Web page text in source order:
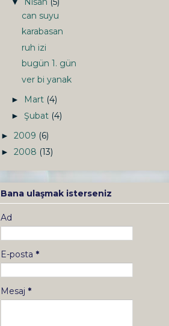
can suyu
karabasan
ruh izi
bugün 1. gün
ver bi yanak
► Mart (4)
► Şubat (4)
► 2009 (6)
► 2008 (13)
Bana ulaşmak isterseniz
Ad
E-posta *
Mesaj *